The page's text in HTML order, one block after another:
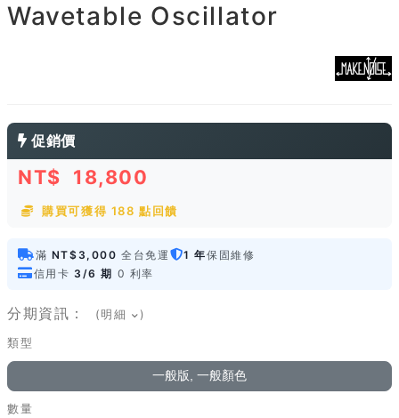
Wavetable Oscillator
促銷價
NT$ 18,800
購買可獲得 188 點回饋
滿 NT$3,000 全台免運 1 年保固維修
信用卡 3/6 期 0 利率
分期資訊： (明細 )
類型
一般版, 一般顏色
數量